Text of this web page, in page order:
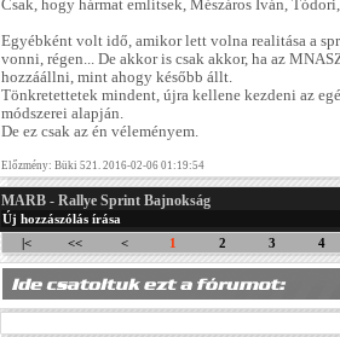
Csak, hogy hármat említsek, Mészáros Iván,
Egyébként volt idő, amikor lett volna realitása a
vonni, régen... De akkor is csak akkor, ha az
hozzáállni, mint ahogy később állt.
Tönkretettetek mindent, újra kellene kezdeni az
módszerei alapján.
De ez csak az én véleményem.
Előzmény: Büki 521. 2016-02-06 01:19:54
MARB - Rallye Sprint Bajnokság
Új hozzászólás írása
|<
<< < 1 2 3 4